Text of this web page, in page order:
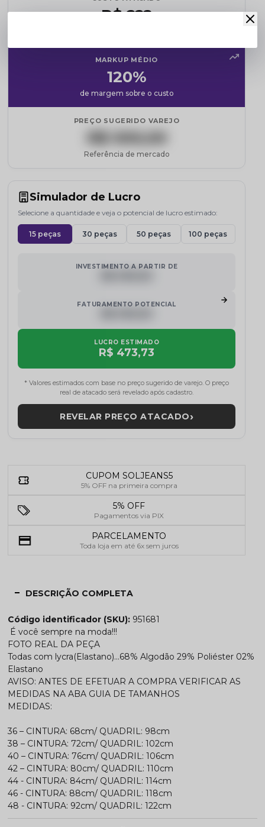
R$ ???
MARKUP MÉDIO
120%
de margem sobre o custo
PREÇO SUGERIDO VAREJO
R$ 000,00
Referência de mercado
Simulador de Lucro
Selecione a quantidade e veja o potencial de lucro estimado:
15 peças 30 peças 50 peças 100 peças
INVESTIMENTO A PARTIR DE
FATURAMENTO POTENCIAL
LUCRO ESTIMADO
R$ 473,73
* Valores estimados com base no preço sugerido de varejo. O preço
real de atacado será revelado após cadastro.
REVELAR PREÇO ATACADO›
CUPOM SOLJEANS5
5% OFF na primeira compra
5% OFF
Pagamentos via PIX
PARCELAMENTO
Toda loja em até 6x sem juros
DESCRIÇÃO COMPLETA
Código identificador (SKU): 951681
É você sempre na moda!!!
FOTO REAL DA PEÇA
Todas com lycra(Elastano)...68% Algodão 29% Poliéster 02%
Elastano
AVISO: ANTES DE EFETUAR A COMPRA VERIFICAR AS
MEDIDAS NA ABA GUIA DE TAMANHOS
MEDIDAS:
36 – CINTURA: 68cm/ QUADRIL: 98cm
38 – CINTURA: 72cm/ QUADRIL: 102cm
40 – CINTURA: 76cm/ QUADRIL: 106cm
42 – CINTURA: 80cm/ QUADRIL: 110cm
44 - CINTURA: 84cm/ QUADRIL: 114cm
46 - CINTURA: 88cm/ QUADRIL: 118cm
48 - CINTURA: 92cm/ QUADRIL: 122cm